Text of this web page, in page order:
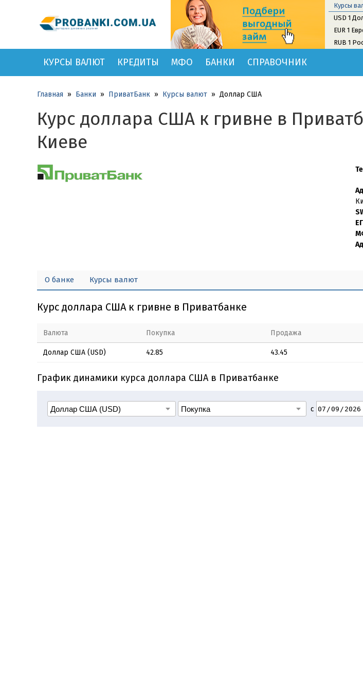
Курсы
USD 1
EUR 1
RUB 1
КУРСЫ ВАЛЮТ КРЕДИТЫ МФО БАНКИ СПРАВОЧНИК
Главная » Банки » ПриватБанк » Курсы валют » Доллар США
Курс доллара США к гривне в
Киеве
О банке Курсы валют
Курс доллара США к гривне в Приватбанке
Валюта Покупка Продажа
Доллар США (USD) 42.85 43.45
График динамики курса доллара США в Приватбанке
с